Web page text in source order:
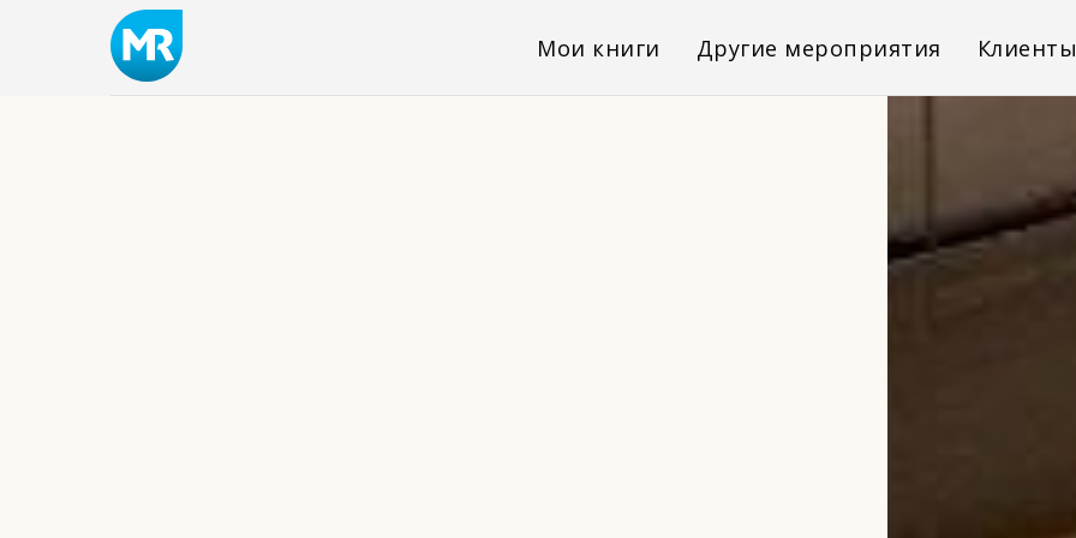
Мои книги Другие мероприятия Клиенты